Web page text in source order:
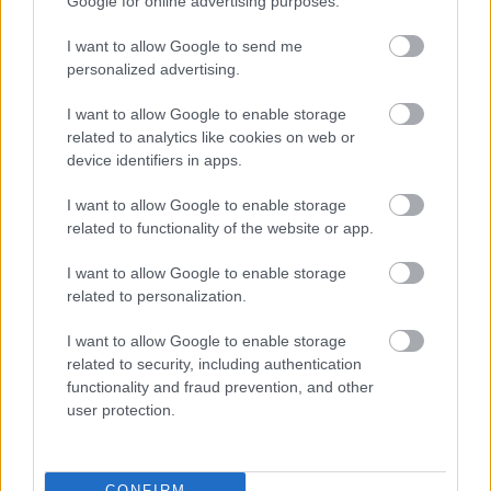
I want to allow Google to send me
personalized advertising.
I want to allow Google to enable storage
related to analytics like cookies on web or
device identifiers in apps.
I want to allow Google to enable storage
related to functionality of the website or app.
I want to allow Google to enable storage
related to personalization.
I want to allow Google to enable storage
related to security, including authentication
functionality and fraud prevention, and other
user protection.
egy közös panelbeszélgetésen is részt vett.
Számtalanszor felmerül a kérdés, mit keres
hazánk egy olyan pályán, amely korábban a
nagyhatalmak terepe volt?
A világűr, mint geopolitikai
játszótér
Az űrtechnológia a tudomány és az
innováció egyik húzóágazata. A szektor az
elmúlt évtizedekben jelentősen átalakult,
azoknak a nemzeteknek a száma, akik saját